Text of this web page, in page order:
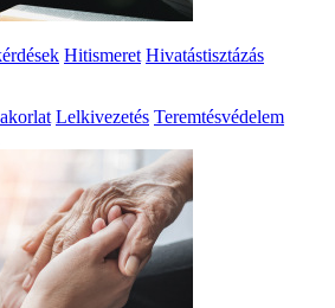
Hitismeret Hivatástisztázás
Lelkivezetés Teremtésvédelem